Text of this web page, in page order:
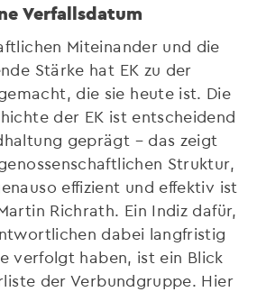
Verfallsdatum
Miteinander und die
Stärke hat EK zu der
die sie heute ist. Die
der EK ist entscheidend
geprägt – das zeigt
Struktur,
effizient und effektiv ist
Richrath. Ein Indiz dafür,
dabei langfristig
verfolgt haben, ist ein Blick
der Verbundgruppe. Hier